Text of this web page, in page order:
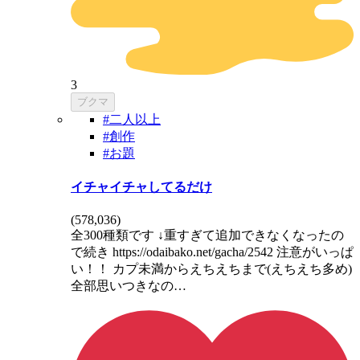
3
ブクマ
#二人以上
#創作
#お題
イチャイチャしてるだけ
(578,036)
全300種類です ↓重すぎて追加できなくなったの
で続き https://odaibako.net/gacha/2542 注意がいっぱ
い！！ カプ未満からえちえちまで(えちえち多め)
全部思いつきなの…